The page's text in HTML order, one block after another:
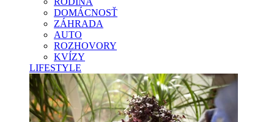
DOMÁCNOSŤ
ZÁHRADA
AUTO
ROZHOVORY
KVÍZY
LIFESTYLE